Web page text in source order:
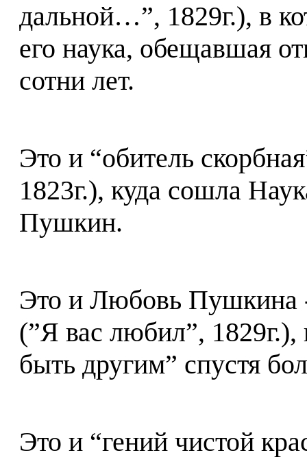
дальной…”, 1829г.), в
его наука, обещавшая
сотни лет.
Это и “обитель
1823г.), куда сошла
Пушкин.
Это и Любовь Пушкина
(”Я вас любил”,
быть другим” спустя
Это и “гений чистой